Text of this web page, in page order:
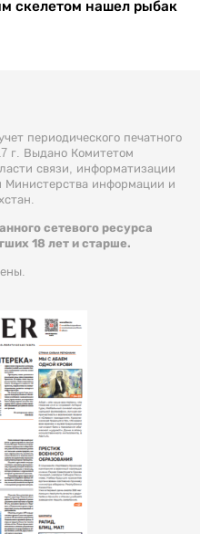
скелетом нашел рыбак
периодического печатного
г. Выдано Комитетом
связи, информатизации
Министерства информации и
сетевого ресурса
18 лет и старше.